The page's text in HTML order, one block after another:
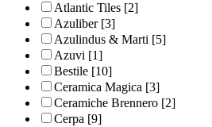
Atlantic Tiles [2]
Azuliber[3]
Azulindus & Marti [5]
Azuvi [1]
Bestile [10]
Ceramica Magica [3]
Ceramiche Brennero [2]
Cerpa [9]